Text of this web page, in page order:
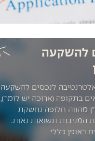
להשקעה
לנכסים להשקעה
בתקופה (ארוכה יש לומר),
מהווה חלופה נחשקת
המניבות תשואות נאות.
באופן כללי